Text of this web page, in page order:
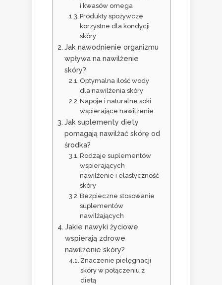
i kwasów omega
Produkty spożywcze
korzystne dla kondycji
skóry
Jak nawodnienie organizmu
wpływa na nawilżenie
skóry?
Optymalna ilość wody
dla nawilżenia skóry
Napoje i naturalne soki
wspierające nawilżenie
Jak suplementy diety
pomagają nawilżać skórę od
środka?
Rodzaje suplementów
wspierających
nawilżenie i elastyczność
skóry
Bezpieczne stosowanie
suplementów
nawilżających
Jakie nawyki życiowe
wspierają zdrowe
nawilżenie skóry?
Znaczenie pielęgnacji
skóry w połączeniu z
dietą